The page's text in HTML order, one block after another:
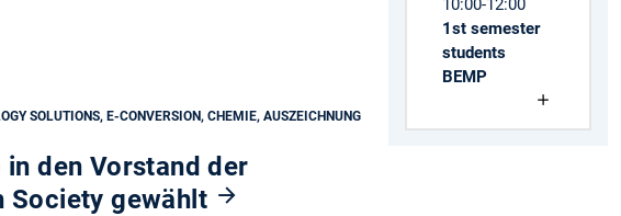
SOLUTIONS, E-CONVERSION, CHEMIE, AUSZEICHNUNG
den Vorstand der
Society gewählt
10:00-12:00
1st semester
students
BEMP